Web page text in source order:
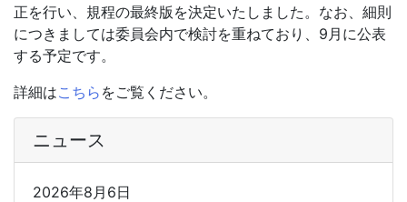
正を行い、規程の最終版を決定いたしました。なお、細則
につきましては委員会内で検討を重ねており、9月に公表
する予定です。
詳細はこちら をご覧ください。
ニュース
2026年8月6日